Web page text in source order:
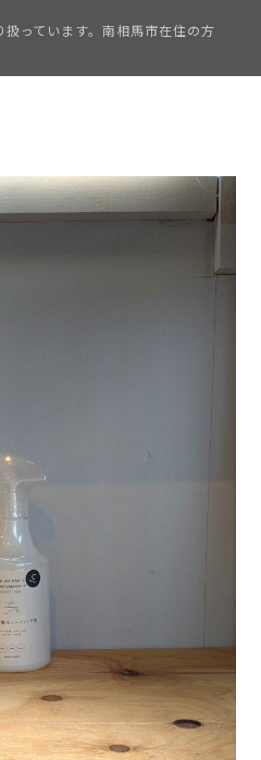
っています。南相馬市在住の方